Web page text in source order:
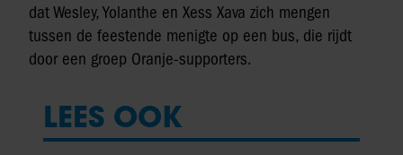
dat Wesley, Yolanthe en Xess Xava zich mengen
tussen de feestende menigte op een bus, die rijdt
door een groep Oranje-supporters.
LEES OOK